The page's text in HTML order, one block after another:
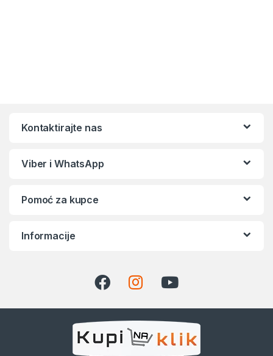
Kontaktirajte nas
Viber i WhatsApp
Pomoć za kupce
Informacije